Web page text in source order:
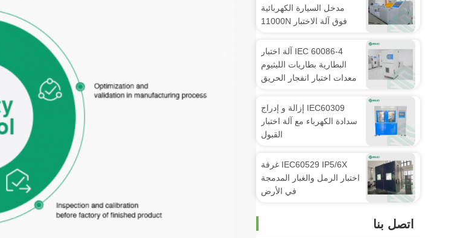
مدخل السيارة الكهربائية
فوق آلة الاختبار 11000N
IEC 60086-4 آلة اختبار
البطارية بطاريات الليثيوم
معدات اختبار انفجار الحريق
IEC60309 إزالة و إدراج
سدادة الكهرباء مع آلة اختبار
القبول
IEC60529 IP5/6X غرفة
اختبار الرمل والغبار المدمجة
في الأرض
اتصل بنا